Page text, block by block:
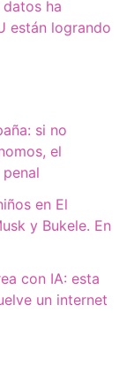
ha
están logrando
si no
el
en El
y Bukele. En
con IA: esta
un internet